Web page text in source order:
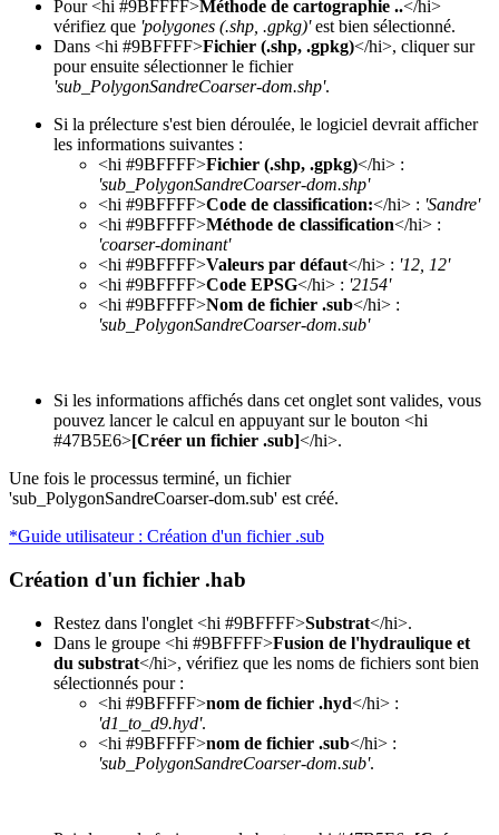
Pour <hi #9BFFFF>Méthode de cartographie ..</hi>
vérifiez que 'polygones (.shp, .gpkg)'est bien sélectionné.
Dans <hi #9BFFFF>Fichier (.shp, .gpkg)</hi>, cliquer sur
pour ensuite sélectionner le fichier
'sub_PolygonSandreCoarser-dom.shp'.
Si la prélecture s'est bien déroulée, le logiciel devrait afficher
les informations suivantes :
<hi #9BFFFF>Fichier (.shp, .gpkg)</hi> :
'sub_PolygonSandreCoarser-dom.shp'
<hi #9BFFFF>Code de classification:</hi> : 'Sandre'
<hi #9BFFFF>Méthode de classification</hi> :
'coarser-dominant'
<hi #9BFFFF>Valeurs par défaut</hi> : '12, 12'
<hi #9BFFFF>Code EPSG</hi> : '2154'
<hi #9BFFFF>Nom de fichier .sub</hi> :
'sub_PolygonSandreCoarser-dom.sub'
Si les informations affichés dans cet onglet sont valides, vous
pouvez lancer le calcul en appuyant sur le bouton <hi
#47B5E6>[Créer un fichier .sub]</hi>.
Une fois le processus terminé, un fichier
'sub_PolygonSandreCoarser-dom.sub' est créé.
*Guide utilisateur : Création d'un fichier .sub
Création d'un fichier .hab
Restez dans l'onglet <hi #9BFFFF>Substrat</hi>.
Dans le groupe <hi #9BFFFF>Fusion de l'hydraulique et
du substrat</hi>, vérifiez que les noms de fichiers sont bien
sélectionnés pour :
<hi #9BFFFF>nom de fichier .hyd</hi> :
'd1_to_d9.hyd'.
<hi #9BFFFF>nom de fichier .sub</hi> :
'sub_PolygonSandreCoarser-dom.sub'.